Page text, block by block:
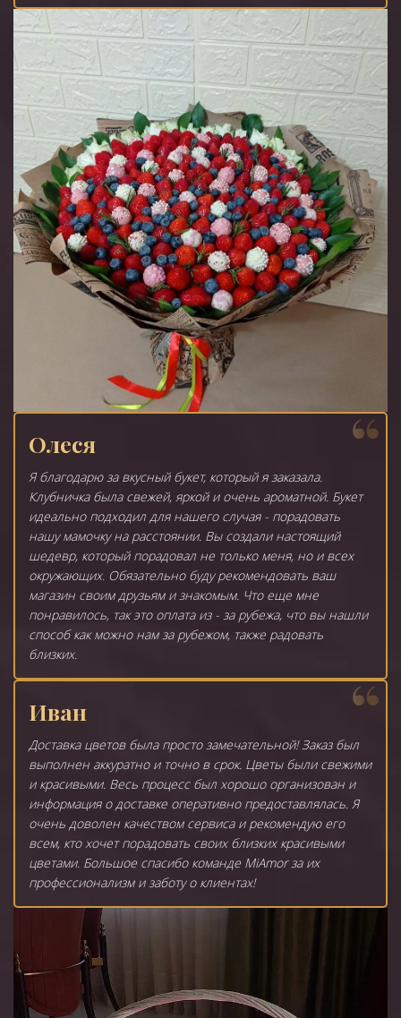
Олеся
Я благодарю за вкусный букет, который я заказала.
Клубничка была свежей, яркой и очень ароматной. Букет
идеально подходил для нашего случая - порадовать
нашу мамочку на расстоянии. Вы создали настоящий
шедевр, который порадовал не только меня, но и всех
окружающих. Обязательно буду рекомендовать ваш
магазин своим друзьям и знакомым. Что еще мне
понравилось, так это оплата из - за рубежа, что вы нашли
способ как можно нам за рубежом, также радовать
близких.
Иван
Доставка цветов была просто замечательной! Заказ был
выполнен аккуратно и точно в срок. Цветы были свежими
и красивыми. Весь процесс был хорошо организован и
информация о доставке оперативно предоставлялась. Я
очень доволен качеством сервиса и рекомендую его
всем, кто хочет порадовать своих близких красивыми
цветами. Большое спасибо команде MiAmor за их
профессионализм и заботу о клиентах!